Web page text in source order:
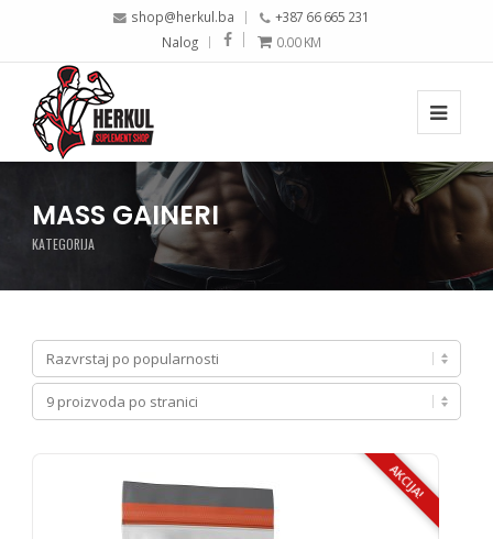
shop@herkul.ba
+387 66 665 231
Nalog
0.00KM
MASS GAINERI
KATEGORIJA
AKCIJA!